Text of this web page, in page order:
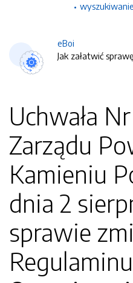
eBoi
Jak załatwić
Uchwała
Zarządu
Kamieniu
dnia 2
sprawie
Regulaminu